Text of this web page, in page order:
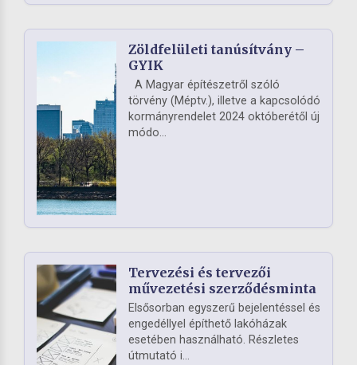
Zöldfelületi tanúsítvány –
GYIK
A Magyar építészetről szóló
törvény (Méptv.), illetve a kapcsolódó
kormányrendelet 2024 októberétől új
módo...
Tervezési és tervezői
művezetési szerződésminta
Elsősorban egyszerű bejelentéssel és
engedéllyel építhető lakóházak
esetében használható. Részletes
útmutató i...